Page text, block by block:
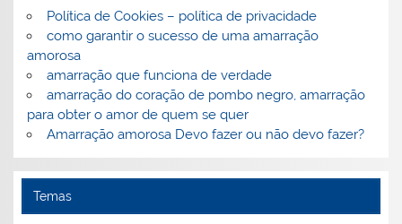
Política de Cookies – política de privacidade
como garantir o sucesso de uma amarração
amorosa
amarração que funciona de verdade
amarração do coração de pombo negro, amarração
para obter o amor de quem se quer
Amarração amorosa Devo fazer ou não devo fazer?
Temas